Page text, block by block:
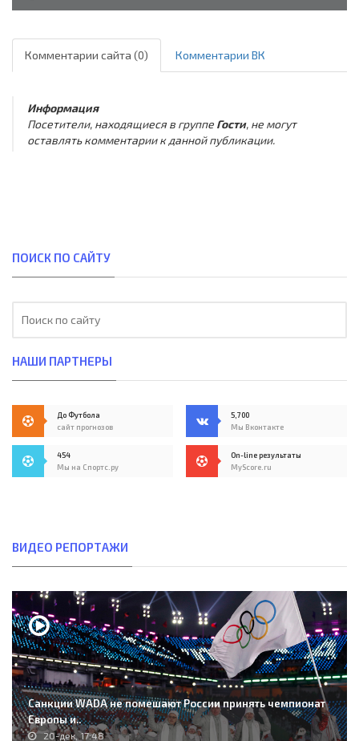
Комментарии сайта (0) Комментарии ВК
Информация
Посетители, находящиеся в группе Гости, не могут
оставлять комментарии к данной публикации.
ПОИСК ПО САЙТУ
НАШИ ПАРТНЕРЫ
До Футбола
сайт прогнозов
5,700
Мы Вконтакте
454
Мы на Спортс.ру
On-line результаты
MyScore.ru
ВИДЕО РЕПОРТАЖИ
Санкции WADA не помешают России принять чемпионат
Европы и..
20-дек, 17:48